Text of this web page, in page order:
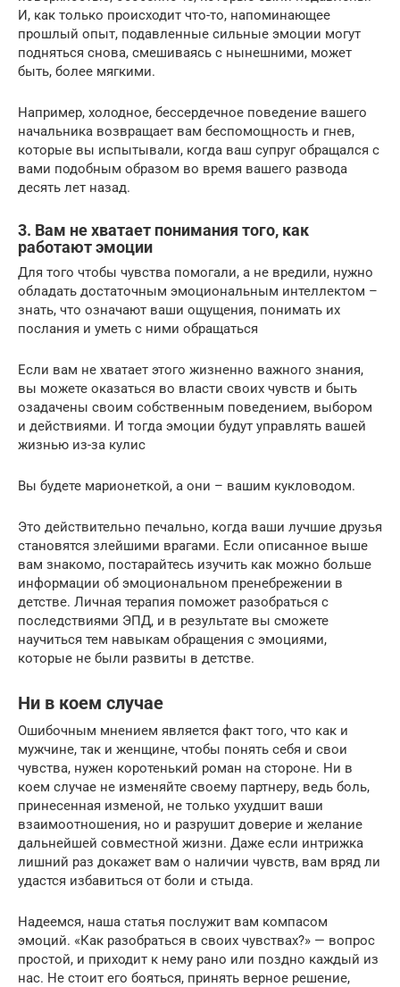
И, как только происходит что-то, напоминающее
прошлый опыт, подавленные сильные эмоции могут
подняться снова, смешиваясь с нынешними, может
быть, более мягкими.
Например, холодное, бессердечное поведение вашего
начальника возвращает вам беспомощность и гнев,
которые вы испытывали, когда ваш супруг обращался с
вами подобным образом во время вашего развода
десять лет назад.
3. Вам не хватает понимания того, как
работают эмоции
Для того чтобы чувства помогали, а не вредили, нужно
обладать достаточным эмоциональным интеллектом –
знать, что означают ваши ощущения, понимать их
послания и уметь с ними обращаться
Если вам не хватает этого жизненно важного знания,
вы можете оказаться во власти своих чувств и быть
озадачены своим собственным поведением, выбором
и действиями. И тогда эмоции будут управлять вашей
жизнью из-за кулис
Вы будете марионеткой, а они – вашим кукловодом.
Это действительно печально, когда ваши лучшие друзья
становятся злейшими врагами. Если описанное выше
вам знакомо, постарайтесь изучить как можно больше
информации об эмоциональном пренебрежении в
детстве. Личная терапия поможет разобраться с
последствиями ЭПД, и в результате вы сможете
научиться тем навыкам обращения с эмоциями,
которые не были развиты в детстве.
Ни в коем случае
Ошибочным мнением является факт того, что как и
мужчине, так и женщине, чтобы понять себя и свои
чувства, нужен коротенький роман на стороне. Ни в
коем случае не изменяйте своему партнеру, ведь боль,
принесенная изменой, не только ухудшит ваши
взаимоотношения, но и разрушит доверие и желание
дальнейшей совместной жизни. Даже если интрижка
лишний раз докажет вам о наличии чувств, вам вряд ли
удастся избавиться от боли и стыда.
Надеемся, наша статья послужит вам компасом
эмоций. «Как разобраться в своих чувствах?» — вопрос
простой, и приходит к нему рано или поздно каждый из
нас. Не стоит его бояться, принять верное решение,